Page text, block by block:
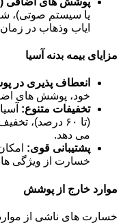
یا سیستم صوتی)،
ایاب وذهاب در
مزایای بیمه بدنه آسیا
انعطاف پذیری در
خود، پوشش های
تخفیفات متنوع:
(تا ۶۰ درصد)،
می دهد.
پشتیبانی قوی:
خسارت از ویژگی
موارد خارج از پوشش
خسارت های ناشی از